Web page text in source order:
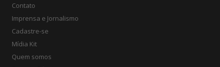
Contato
Imprensa e Jornalismo
Cadastre-se
Mídia Kit
Quem somos